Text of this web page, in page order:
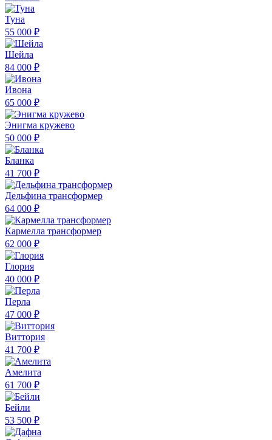
Туна
55 000 ₽
Шейла
84 000 ₽
Ивона
65 000 ₽
Энигма кружево
50 000 ₽
Бланка
41 700 ₽
Дельфина трансформер
64 000 ₽
Кармелла трансформер
62 000 ₽
Глория
40 000 ₽
Перла
47 000 ₽
Виттория
41 700 ₽
Амелита
61 700 ₽
Бейли
53 500 ₽